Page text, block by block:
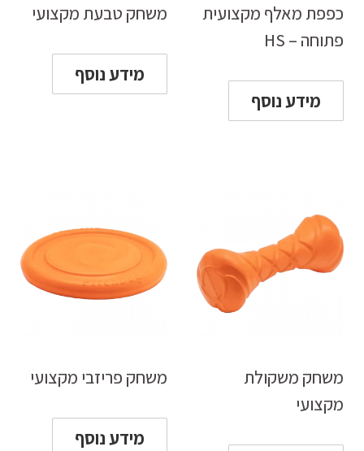
כפפת מאלף מקצועית
פתוחה – HS
מידע נוסף
משחק טבעת מקצועי
מידע נוסף
משחק משקולת
מקצועי
משחק פריזבי מקצועי
מידע נוסף